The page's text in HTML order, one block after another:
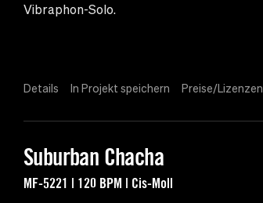
Vibraphon-Solo.
Details In Projekt speichern Preise/Lizenzen
Suburban Chacha
MF-5221 | 120 BPM | Cis-Moll